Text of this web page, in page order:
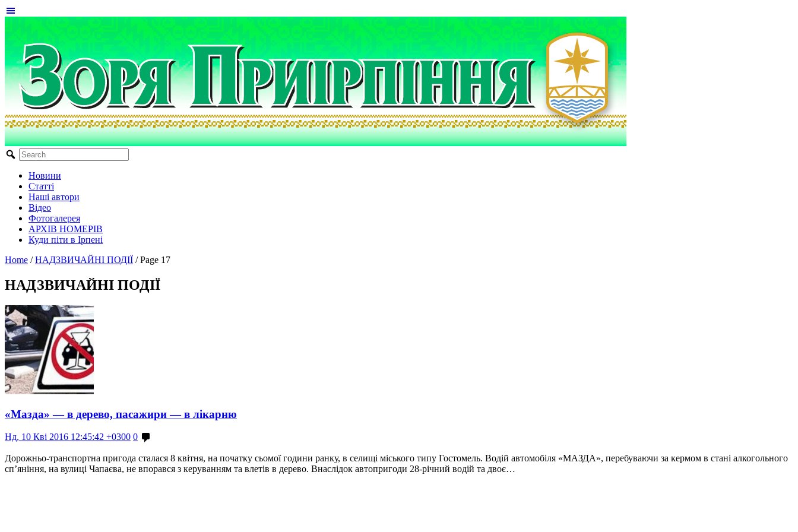
Новини
Статті
Наші автори
Відео
Фотогалерея
АРХІВ НОМЕРІВ
Куди піти в Ірпені
Home / НАДЗВИЧАЙНІ ПОДІЇ / Page 17
НАДЗВИЧАЙНІ ПОДІЇ
«Мазда» — в дерево, пасажири — в лікарню
Нд, 10 Кві 2016 12:45:42 +0300 0
Дорожньо-транспортна пригода сталася 8 квітня, на початку сьомої години ранку, в селищі міського типу Гостомель. Водій автомобіля «МАЗДА», перебуваючи за кермом в стані алкогольного
сп’яніння, на вулиці Чапаєва, не впорався з керуванням та влетів в дерево. Внаслідок автопригоди 28-річний водій та двоє…